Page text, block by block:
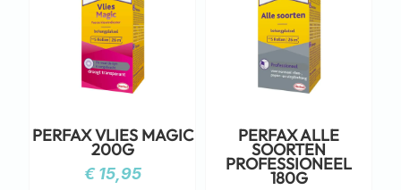
PERFAX VLIES MAGIC
200G
€15,95
PERFAX ALLE
SOORTEN
PROFESSIONEEL
180G